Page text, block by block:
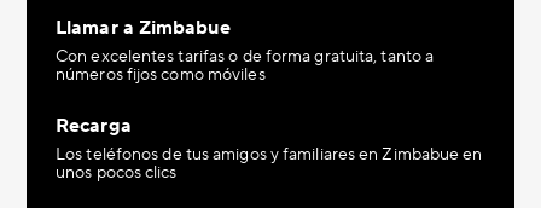
Llamar a Zimbabue
Con excelentes tarifas o de forma gratuita, tanto a
números fijos como móviles
Recarga
Los teléfonos de tus amigos y familiares en Zimbabue en
unos pocos clics